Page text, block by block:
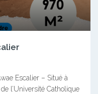
Escalier – Situé à
l’Université Catholique